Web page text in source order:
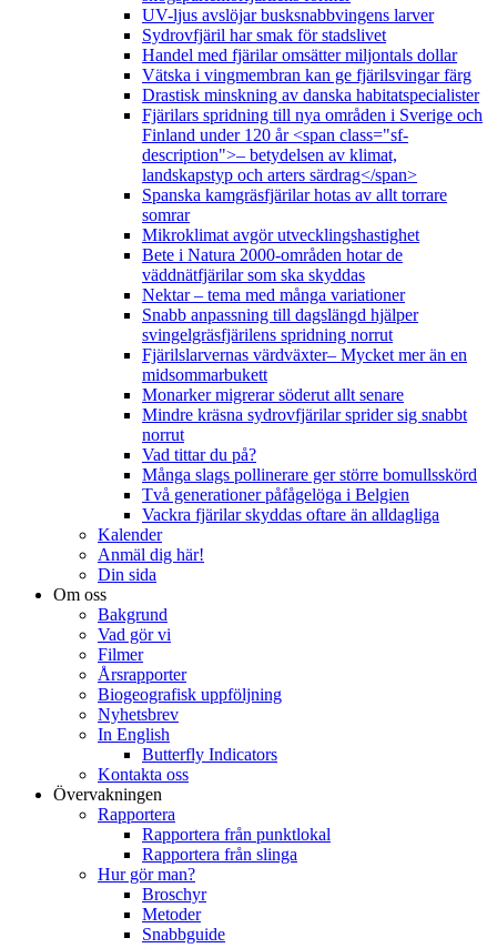
UV-ljus avslöjar busksnabbvingens larver
Sydrovfjäril har smak för stadslivet
Handel med fjärilar omsätter miljontals dollar
Vätska i vingmembran kan ge fjärilsvingar färg
Drastisk minskning av danska habitatspecialister
Fjärilars spridning till nya områden i Sverige och
Finland under 120 år <span class="sf-
description">– betydelsen av klimat,
landskapstyp och arters särdrag</span>
Spanska kamgräsfjärilar hotas av allt torrare
somrar
Mikroklimat avgör utvecklingshastighet
Bete i Natura 2000-områden hotar de
väddnätfjärilar som ska skyddas
Nektar – tema med många variationer
Snabb anpassning till dagslängd hjälper
svingelgräsfjärilens spridning norrut
Fjärilslarvernas värdväxter– Mycket mer än en
midsommarbukett
Monarker migrerar söderut allt senare
Mindre kräsna sydrovfjärilar sprider sig snabbt
norrut
Vad tittar du på?
Många slags pollinerare ger större bomullsskörd
Två generationer påfågelöga i Belgien
Vackra fjärilar skyddas oftare än alldagliga
Kalender
Anmäl dig här!
Din sida
Om oss
Bakgrund
Vad gör vi
Filmer
Årsrapporter
Biogeografisk uppföljning
Nyhetsbrev
In English
Butterfly Indicators
Kontakta oss
Övervakningen
Rapportera
Rapportera från punktlokal
Rapportera från slinga
Hur gör man?
Broschyr
Metoder
Snabbguide